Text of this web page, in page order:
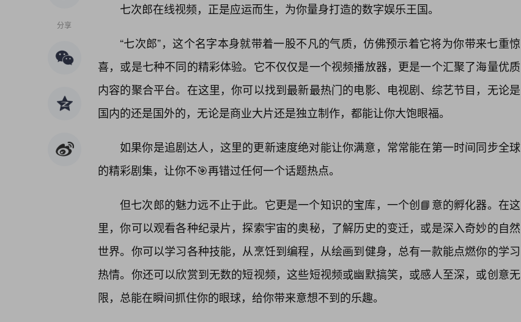
分享
七次郎在线视频，正是应运而生，为你量身打造的数字娱乐王国。
“七次郎”，这个名字本身就带着一股不凡的气质，仿佛预示着它将为你带来七重惊
喜，或是七种不同的精彩体验。它不仅仅是一个视频播放器，更是一个汇聚了海量优质
内容的聚合平台。在这里，你可以找到最新最热门的电影、电视剧、综艺节目，无论是
国内的还是国外的，无论是商业大片还是独立制作，都能让你大饱眼福。
如果你是追剧达人，这里的更新速度绝对能让你满意，常常能在第一时间同步全球
的精彩剧集，让你不🎯再错过任何一个话题热点。
但七次郎的魅力远不止于此。它更是一个知识的宝库，一个创📘意的孵化器。在这
里，你可以观看各种纪录片，探索宇宙的奥秘，了解历史的变迁，或是深入奇妙的自然
世界。你可以学习各种技能，从烹饪到编程，从绘画到健身，总有一款能点燃你的学习
热情。你还可以欣赏到无数的短视频，这些短视频或幽默搞笑，或感人至深，或创意无
限，总能在瞬间抓住你的眼球，给你带来意想不到的乐趣。